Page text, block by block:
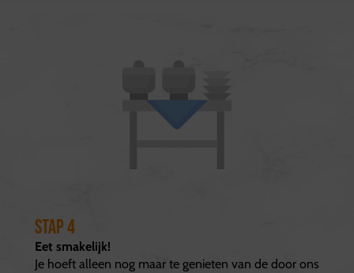
Stap 4
Eet smakelijk!
Je hoeft alleen nog maar te genieten van de door ons